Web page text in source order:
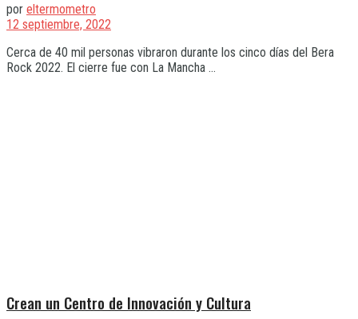
por eltermometro
12 septiembre, 2022
Cerca de 40 mil personas vibraron durante los cinco días del Bera
Rock 2022. El cierre fue con La Mancha ...
Crean un Centro de Innovación y Cultura